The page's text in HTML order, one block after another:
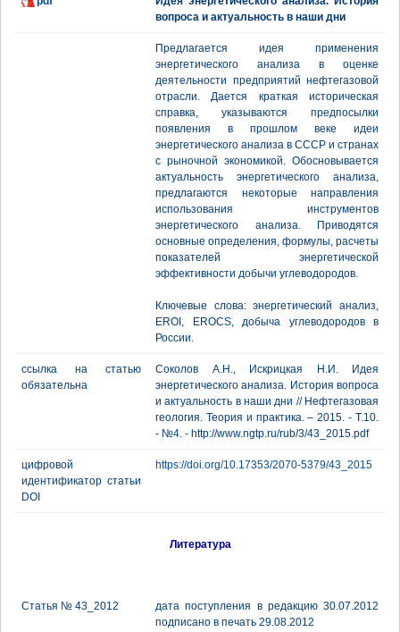
вопроса и актуальность в наши дни
Предлагается идея применения
энергетического анализа в оценке
деятельности предприятий нефтегазовой
отрасли. Дается краткая историческая
справка, указываются предпосылки
появления в прошлом веке идеи
энергетического анализа в СССР и странах
с рыночной экономикой. Обосновывается
актуальность энергетического анализа,
предлагаются некоторые направления
использования инструментов
энергетического анализа. Приводятся
основные определения, формулы, расчеты
показателей энергетической
эффективности добычи углеводородов.
Ключевые слова: энергетический анализ,
EROI, EROCS, добыча углеводородов в
России.
ссылка на статью
обязательна
Соколов А.Н., Искрицкая Н.И. Идея
энергетического анализа. История вопроса
и актуальность в наши дни // Нефтегазовая
геология. Теория и практика. – 2015. - Т.10.
- №4. - http://www.ngtp.ru/rub/3/43_2015.pdf
цифровой
идентификатор статьи
DOI
https://doi.org/10.17353/2070-5379/43_2015
Литература
Статья № 43_2012
дата поступления в редакцию 30.07.2012
подписано в печать 29.08.2012